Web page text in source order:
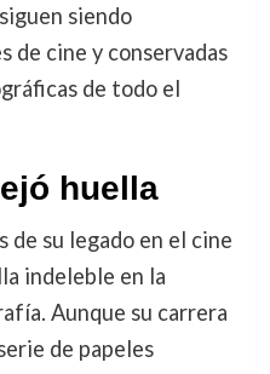
siendo
de cine y conservadas
de todo el
huella
de su legado en el cine
indeleble en la
Aunque su carrera
de papeles